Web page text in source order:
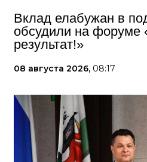
Вклад елабужан в
обсудили на форуме
результат!»
08 августа 2026, 08:17